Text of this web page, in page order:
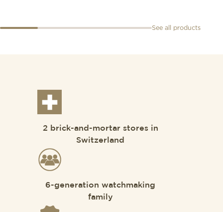
See all products
2 brick-and-mortar stores in
Switzerland
6-generation watchmaking
family